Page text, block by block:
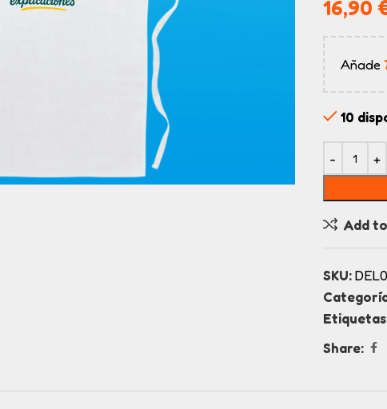
16,90
Añade
10
Add
SKU:
Share: